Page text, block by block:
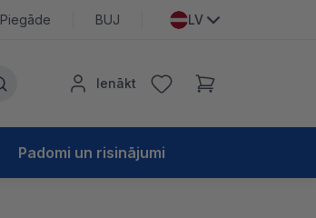
Piegāde BUJ LV
Ienākt
Padomi un risinājumi